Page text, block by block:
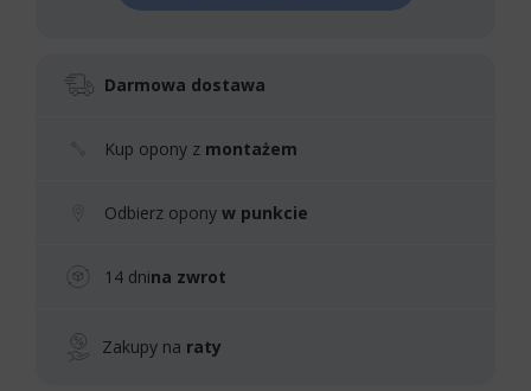
Darmowa dostawa
Kup opony z montażem
Odbierz opony w punkcie
14 dnina zwrot
Zakupy na raty